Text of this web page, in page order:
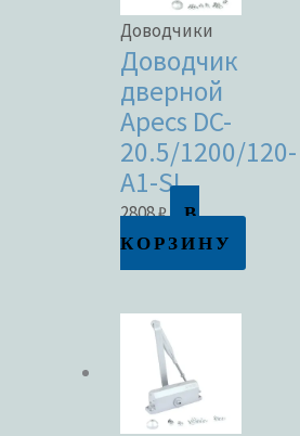
Доводчики
Доводчик
дверной
Apecs DC-
20.5/1200/120-
A1-SL
2808₽
В
КОРЗИНУ